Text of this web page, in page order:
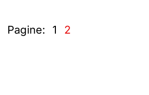
Pagine: 1 2